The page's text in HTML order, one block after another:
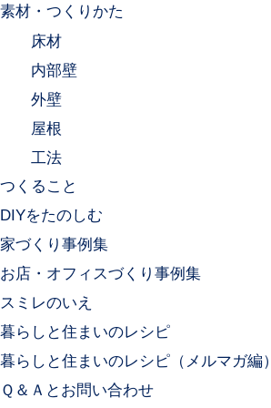
素材・つくりかた
床材
内部壁
外壁
屋根
工法
つくること
DIYをたのしむ
家づくり事例集
お店・オフィスづくり事例集
スミレのいえ
暮らしと住まいのレシピ
暮らしと住まいのレシピ（メルマガ編）
Ｑ＆Ａとお問い合わせ